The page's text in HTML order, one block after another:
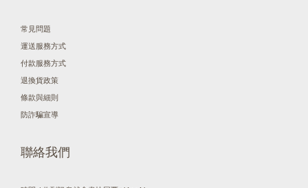
常見問題
運送服務方式
付款服務方式
退換貨政策
條款與細則
防詐騙宣導
聯絡我們